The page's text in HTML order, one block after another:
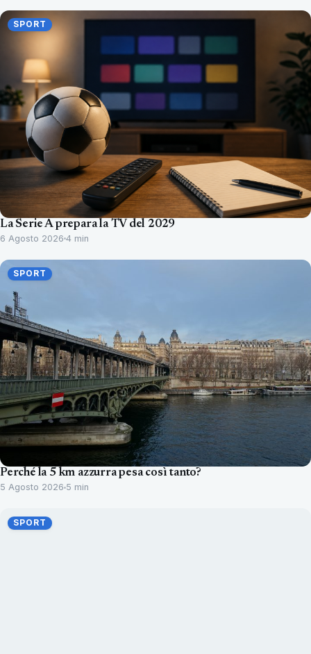
SPORT
La Serie A prepara la TV del 2029
6 Agosto 2026 4 min
SPORT
Perché la 5 km azzurra pesa così tanto?
5 Agosto 2026 5 min
SPORT